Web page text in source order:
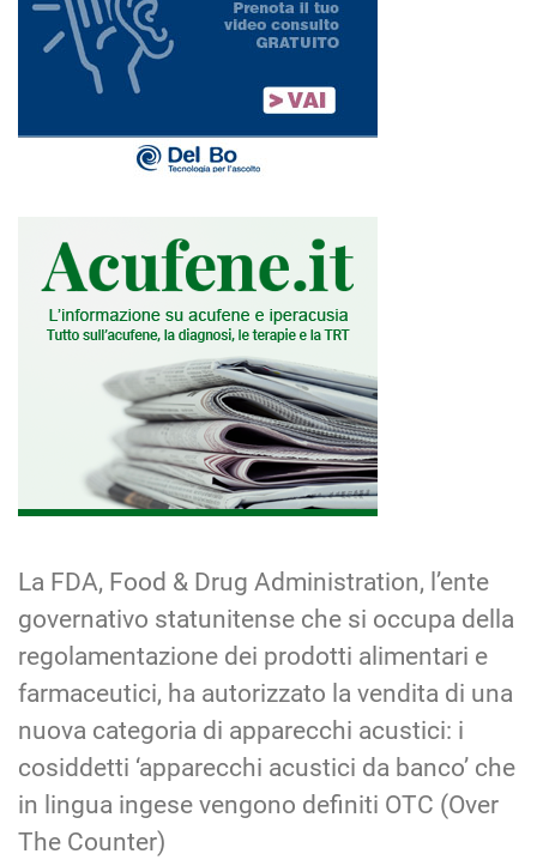
La FDA, Food & Drug Administration, l’ente
governativo statunitense che si occupa della
regolamentazione dei prodotti alimentari e
farmaceutici, ha autorizzato la vendita di una
nuova categoria di apparecchi acustici: i
cosiddetti ‘apparecchi acustici da banco’ che
in lingua ingese vengono definiti OTC (Over
The Counter)